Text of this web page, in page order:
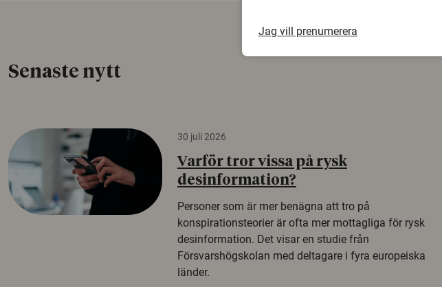
Senaste nytt
30 juli 2026
Varför tror vissa på rysk
desinformation?
Personer som är mer benägna att tro på
konspirationsteorier är ofta mer mottagliga för rysk
desinformation. Det visar en studie från
Försvarshögskolan med deltagare i fyra europeiska
länder.
Jag vill prenumerera